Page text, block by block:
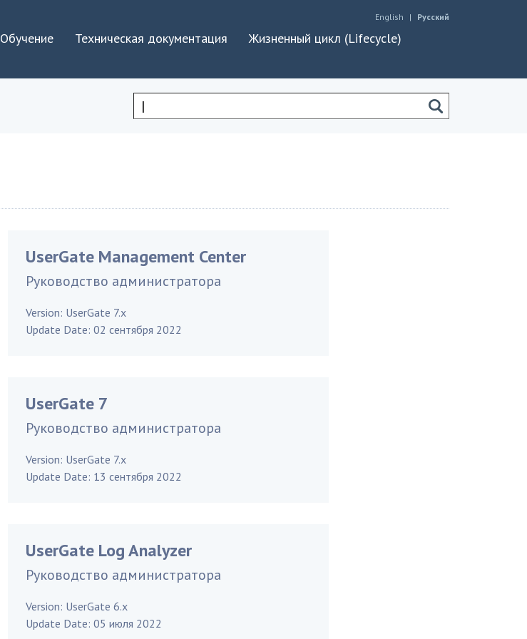
English Русский
Обучение Техническая документация Жизненный цикл (Lifecycle)
Форма
UserGate Management Center
Руководство администратора
Version: UserGate 7.x
Update Date: 02 сентября 2022
UserGate 7
Руководство администратора
Version: UserGate 7.x
Update Date: 13 сентября 2022
UserGate Log Analyzer
Руководство администратора
Version: UserGate 6.x
Update Date: 05 июля 2022